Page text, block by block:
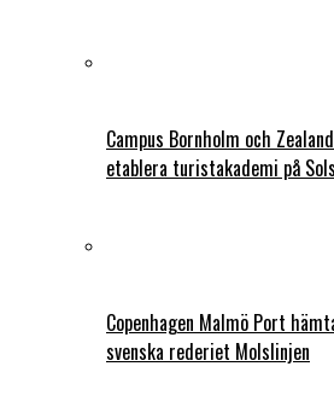
Campus Bornholm och
etablera turistakademi på
Copenhagen Malmö Port
svenska rederiet Molslinjen